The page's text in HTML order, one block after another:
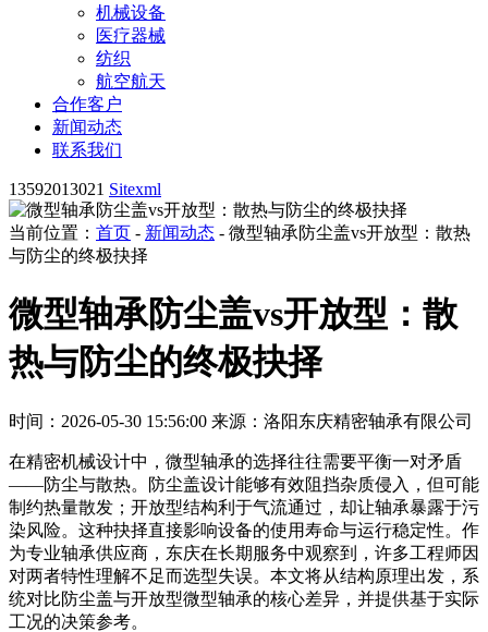
机械设备
医疗器械
纺织
航空航天
合作客户
新闻动态
联系我们
13592013021 Sitexml
当前位置： 首页 - 新闻动态 - 微型轴承防尘盖vs开放型：散热
与防尘的终极抉择
微型轴承防尘盖vs开放型：散
热与防尘的终极抉择
时间：2026-05-30 15:56:00 来源：洛阳东庆精密轴承有限公司
在精密机械设计中，微型轴承的选择往往需要平衡一对矛盾
——防尘与散热。防尘盖设计能够有效阻挡杂质侵入，但可能
制约热量散发；开放型结构利于气流通过，却让轴承暴露于污
染风险。这种抉择直接影响设备的使用寿命与运行稳定性。作
为专业轴承供应商，东庆在长期服务中观察到，许多工程师因
对两者特性理解不足而选型失误。本文将从结构原理出发，系
统对比防尘盖与开放型微型轴承的核心差异，并提供基于实际
工况的决策参考。